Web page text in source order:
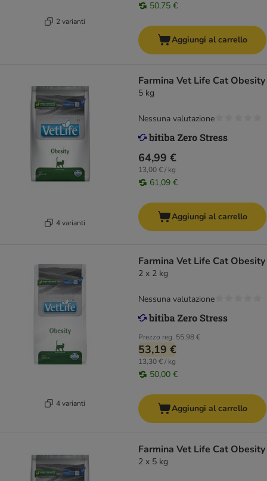
2 varianti
50,75 €
Aggiungi al carrello
4 varianti
Farmina Vet Life Cat Obesity
5 kg
64,99 €
13,00 € / kg
61,09 €
Nessuna valutazione
Aggiungi al carrello
4 varianti
Farmina Vet Life Cat Obesity
2 x 2 kg
Prezzo reg. 55,98 €
53,19 €
13,30 € / kg
50,00 €
Nessuna valutazione
Aggiungi al carrello
Farmina Vet Life Cat Obesity
2 x 5 kg